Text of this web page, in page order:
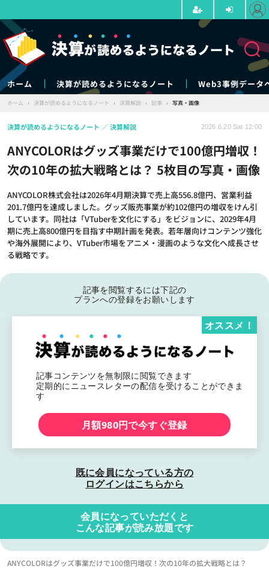
ホーム 決算が読めるようになるノート Web3事例データ
ホーム › 決算が読めるようになるノート › 決算解説 › 記事 › 写真・画像
ANYCOLORはグッズ事業だけで100億円増収！
次の10年の拡大戦略とは？ 5枚目の写真・画像
ANYCOLOR株式会社は2026年4月期決算で売上高556.8億円、営業利益
201.7億円を達成しました。グッズ販売事業が約102億円の増収をけん引
しています。同社は「VTuberを文化にする」をビジョンに、2029年4月
期に売上高800億円を目指す中期計画を発表。若年層向けコンテンツ強化
や海外展開により、VTuber市場をアニメ・漫画のような文化へ成長させ
る戦略です。
決算が読めるようになるノート 決算解説 2026.6.20 Sat 12:00
記事を閲覧するには下記の
プランへの登録をお願いします
記事コンテンツを無制限に閲覧できます
定期的にニュースレターの配信を受けることができま
す
オススメ！
月額980円で今すぐ登録
既に会員になっている方の
ログインはこちらから
会員になっていただくと
こんな記事が読み放題です
ANYCOLORはグッズ事業だけで100億円増収！次の10年の拡大戦略とは？